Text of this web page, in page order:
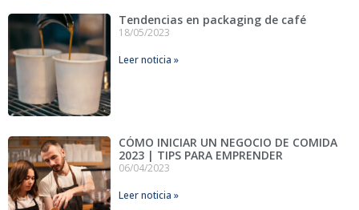
Tendencias en packaging de café
18/05/2023
Leer noticia »
CÓMO INICIAR UN NEGOCIO DE COMIDA
2023 | TIPS PARA EMPRENDER
06/04/2023
Leer noticia »